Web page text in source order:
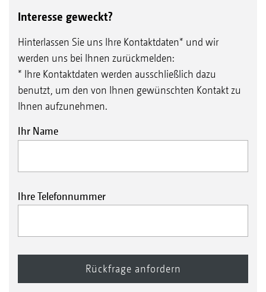
Interesse geweckt?
Hinterlassen Sie uns Ihre Kontaktdaten* und wir
werden uns bei Ihnen zurückmelden:
* Ihre Kontaktdaten werden ausschließlich dazu
benutzt, um den von Ihnen gewünschten Kontakt zu
Ihnen aufzunehmen.
Ihr Name
Ihre Telefonnummer